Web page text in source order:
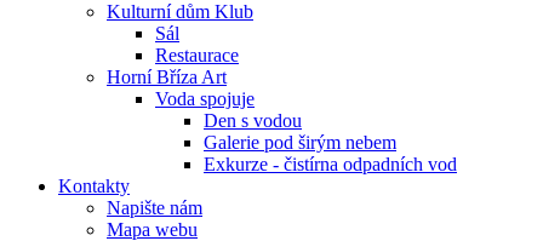
Kulturní dům Klub
Sál
Restaurace
Horní Bříza Art
Voda spojuje
Den s vodou
Galerie pod širým nebem
Exkurze - čistírna odpadních vod
Kontakty
Napište nám
Mapa webu